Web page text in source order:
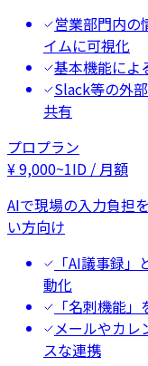
営業部門内の
イムに可視化
基本機能によ
Slack等の外
共有
プロプラン
¥9,000~1ID / 月額
AIで現場の入力負担
い方向け
「AI議事録
動化
「名刺機能
メールやカレ
スな連携